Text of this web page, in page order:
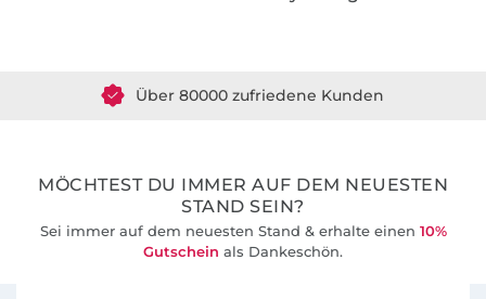
MÖCHTEST DU IMMER AUF DEM NEUESTEN
STAND SEIN?
Sei immer auf dem neuesten Stand & erhalte einen 10%
Gutschein als Dankeschön.